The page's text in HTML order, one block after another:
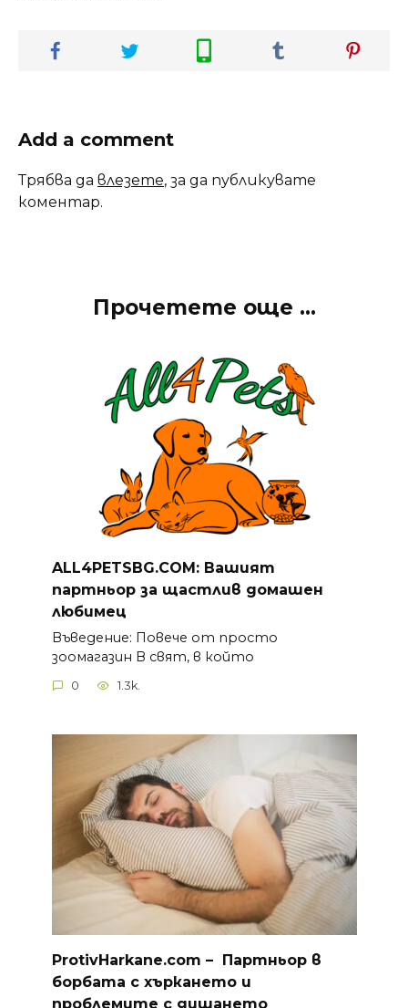
Add a comment
Трябва да влезете, за да публикувате
коментар.
Прочетете още ...
ALL4PETSBG.COM: Вашият
партньор за щастлив домашен
любимец
Въведение: Повече от просто
зоомагазин В свят, в който
0 1.3k.
ProtivHarkane.com – Партньор в
борбата с хъркането и
проблемите с дишането